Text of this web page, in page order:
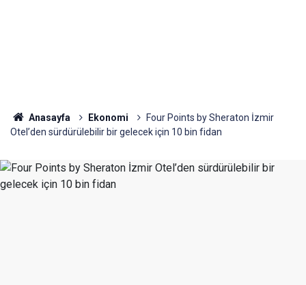
Anasayfa Ekonomi
Four Points by Sheraton İzmir
Otel’den sürdürülebilir bir gelecek için 10 bin fidan